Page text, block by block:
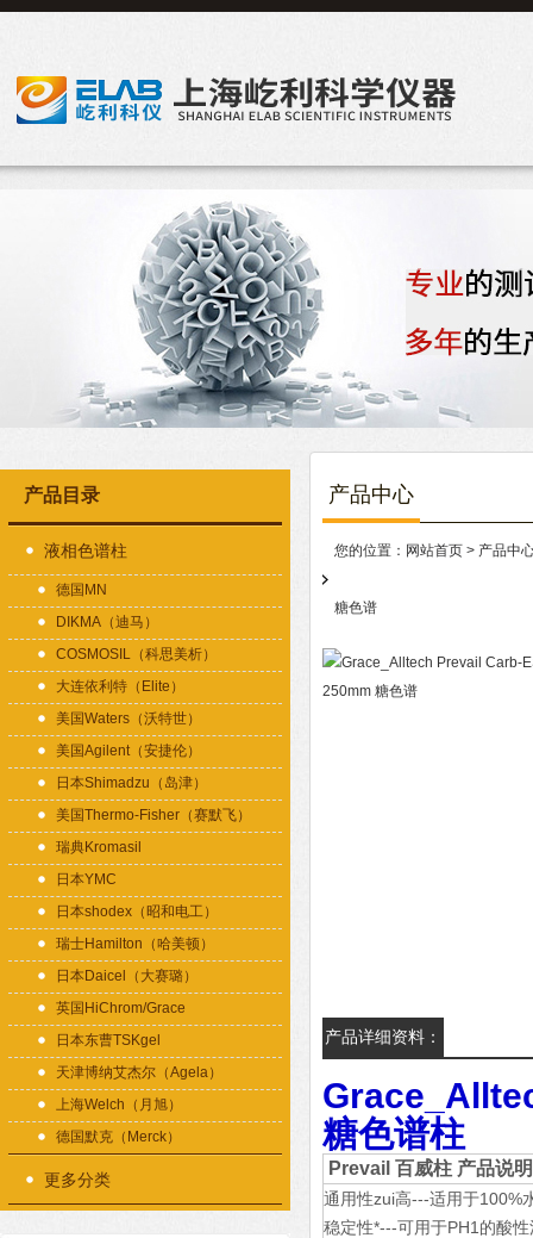
产品目录
液相色谱柱
德国MN
DIKMA（迪马）
COSMOSIL（科思美析）
大连依利特（Elite）
美国Waters（沃特世）
美国Agilent（安捷伦）
日本Shimadzu（岛津）
美国Thermo-Fisher（赛默飞）
瑞典Kromasil
日本YMC
日本shodex（昭和电工）
瑞士Hamilton（哈美顿）
日本Daicel（大赛璐）
英国HiChrom/Grace
日本东曹TSKgel
天津博纳艾杰尔（Agela）
上海Welch（月旭）
德国默克（Merck）
更多分类
产品中心
您的位置： 网站首页 > 产品中
糖色谱
产品详细资料：
糖色谱柱
Prevail 百威柱 产品说
通用性zui高---适用于100%
稳定性*---可用于PH1的酸